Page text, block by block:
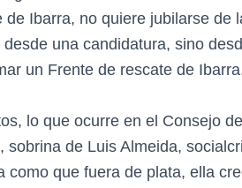
de Ibarra, no quiere jubilarse de
una candidatura, sino
un Frente de rescate de
lo que ocurre en el Consejo
sobrina de Luis Almeida,
como que fuera de plata, ella